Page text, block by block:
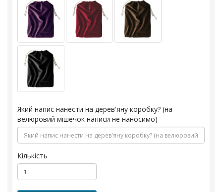
Який напис нанести на дерев'яну коробку? (на
велюровий мішечок написи не наносимо)
Кількість